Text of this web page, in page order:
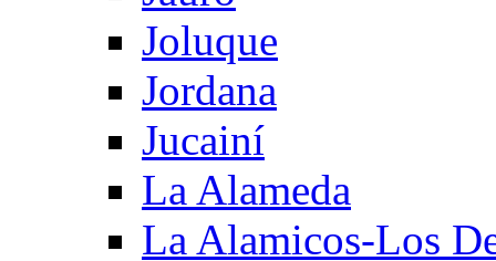
Joluque
Jordana
Jucainí
La Alameda
La Alamicos-Los